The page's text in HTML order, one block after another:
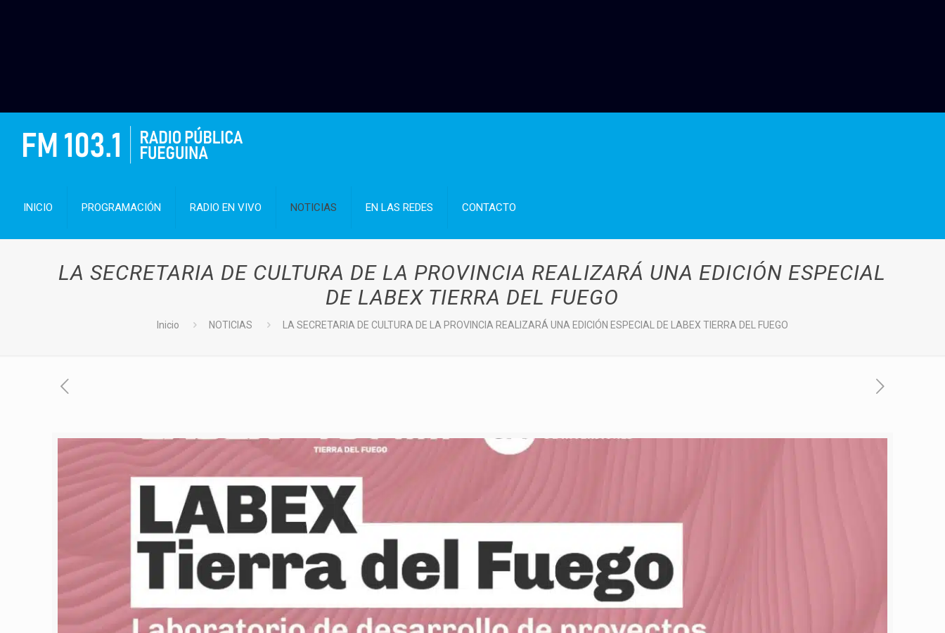
INICIO PROGRAMACIÓN RADIO EN VIVO NOTICIAS EN LAS REDES CONTACTO
LA SECRETARIA DE CULTURA DE LA PROVINCIA REALIZARÁ UNA EDICIÓN ESPECIAL
DE LABEX TIERRA DEL FUEGO
Inicio NOTICIAS LA SECRETARIA DE CULTURA DE LA PROVINCIA REALIZARÁ UNA EDICIÓN ESPECIAL DE LABEX TIERRA DEL FUEGO